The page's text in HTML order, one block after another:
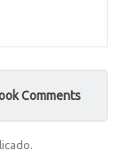
Comments